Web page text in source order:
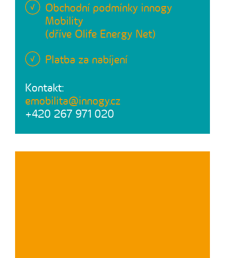
Obchodní podmínky innogy
Mobility
(dříve Olife Energy Net)
Platba za nabíjení
Kontakt:
emobilita@innogy.cz
+420 267 971 020